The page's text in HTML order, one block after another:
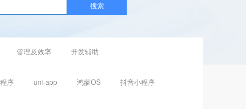
搜索
管理及效率 开发辅助
序 uni-app 鸿蒙OS 抖音小程序